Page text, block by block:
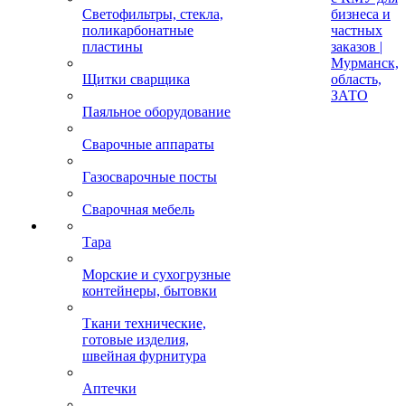
Светофильтры, стекла,
поликарбонатные
пластины
Щитки сварщика
Паяльное оборудование
Сварочные аппараты
Газосварочные посты
Сварочная мебель
Тара
Морские и сухогрузные
контейнеры, бытовки
Ткани технические,
готовые изделия,
швейная фурнитура
Аптечки
бизнеса и
частных
заказов |
Мурманск,
область,
ЗАТО